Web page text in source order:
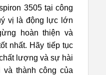
3505 tại công
vị là động lực lớn
hoàn thiện và
nhất. Hãy tiếp tục
lượng và sự hài
và thành công của